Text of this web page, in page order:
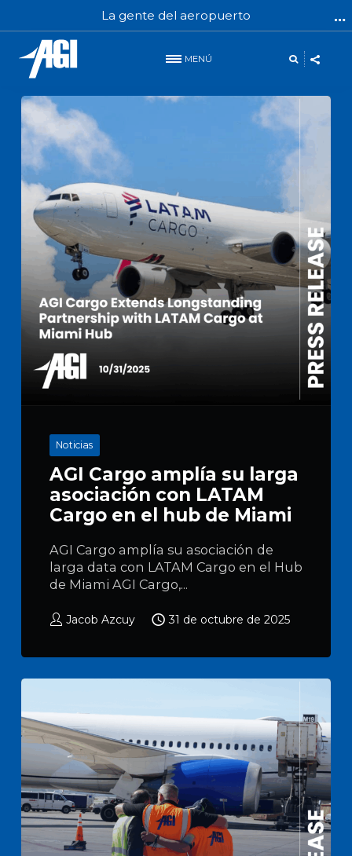
La gente del aeropuerto
MENÚ
Noticias
AGI Cargo amplía su larga
asociación con LATAM
Cargo en el hub de Miami
AGI Cargo amplía su asociación de
larga data con LATAM Cargo en el Hub
de Miami AGI Cargo,...
Jacob Azcuy 31 de octubre de 2025